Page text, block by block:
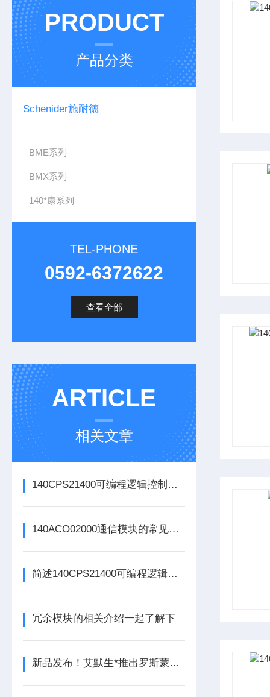
PRODUCT
产品分类
Schenider施耐德
BME系列
BMX系列
140*康系列
TEL-PHONE
0592-6372622
查看全部
ARTICLE
相关文章
140CPS21400可编程逻辑控制器的常见问题解决方法分享
140ACO02000通信模块的常见问题识别与应对方法分享
简述140CPS21400可编程逻辑控制器主要组成部分的功能特点
冗余模块的相关介绍一起了解下
新品发布！艾默生*推出罗斯蒙特925FGD固定式气体检测器